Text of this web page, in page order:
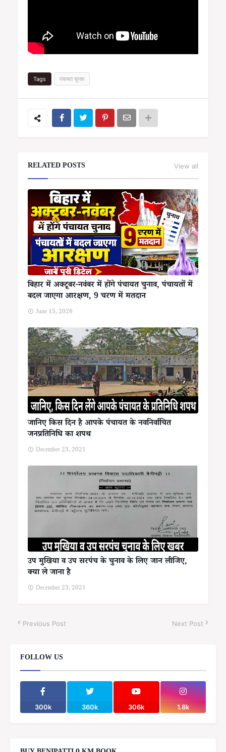
Tags पंचायत चुनाव
RELATED POSTS View all
बिहार में अक्टूबर-नवंबर में होंगे पंचायत चुनाव, पंचायतों में
बदल जाएगा आरक्षण, 9 चरण में मतदान
June 15, 2026
जानिए किस दिन है आपके पंचायत के नवनिर्वाचित
जनप्रतिनिधि का शपथ
December 23, 2021
उप मुखिया व उप सरपंच के चुनाव के लिए जान लीजिए,
क्या ले जाना है
December 23, 2021
Previous Post Next Post
FOLLOW US
300k 360k 306k 1.8k